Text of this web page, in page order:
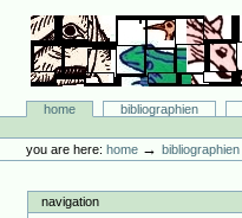
content.
navigation
Bibliographie-Portal
Sectionshome bibliographien
tools
you are here: home →bibliographien
navigation